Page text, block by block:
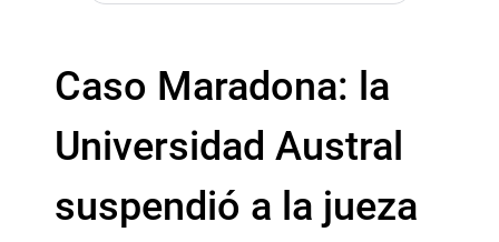
Caso Maradona: la
Universidad Austral
suspendió a la jueza